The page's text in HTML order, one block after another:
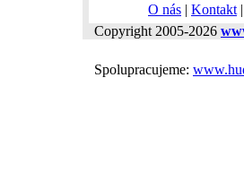
O nás | Kontakt |
Copyright 2005-2026
Spolupracujeme: